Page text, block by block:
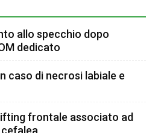
allo specchio dopo
dedicato
caso di necrosi labiale e
frontale associato ad